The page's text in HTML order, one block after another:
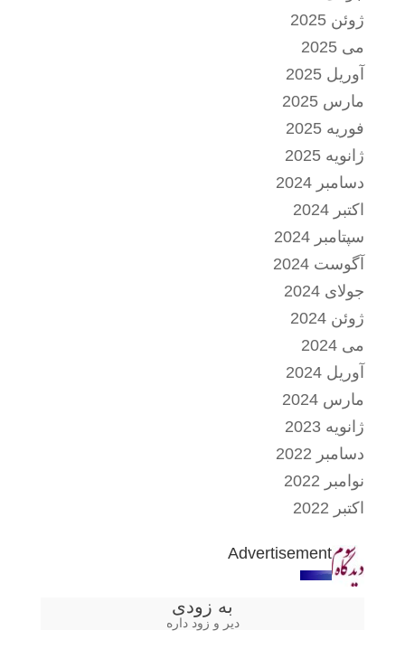
ژوئن 2025
می 2025
آوریل 2025
مارس 2025
فوریه 2025
ژانویه 2025
دسامبر 2024
اکتبر 2024
سپتامبر 2024
آگوست 2024
جولای 2024
ژوئن 2024
می 2024
آوریل 2024
مارس 2024
ژانویه 2023
دسامبر 2022
نوامبر 2022
اکتبر 2022
Advertisement
به زودی
دیر و زود داره